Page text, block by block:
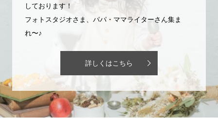
しております！
フォトスタジオさま、パパ・ママライターさん集ま
れ〜♪
詳しくはこちら